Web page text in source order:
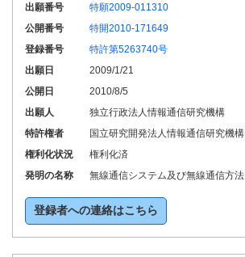
出願番号
特願2009-011310
公開番号
特開2010-171649
登録番号
特許第5263740号
出願日
2009/1/21
公開日
2010/8/5
出願人
独立行政法人情報通信研究機構
特許権者
国立研究開発法人情報通信研究機構
権利化状況
権利化済
発明の名称
無線通信システム及び無線通信方法
登録者への連絡はこちら